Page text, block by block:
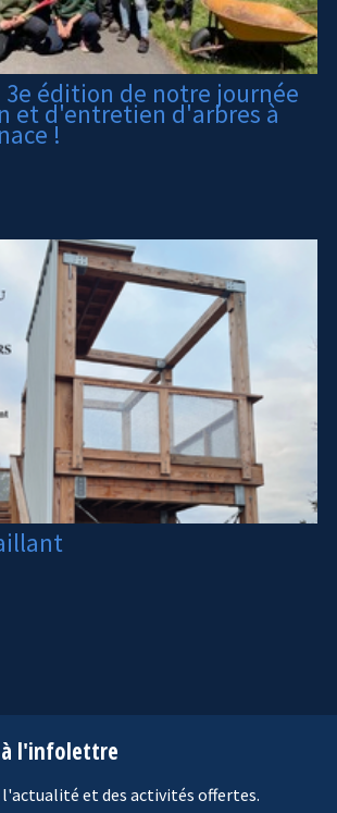
3e édition de notre journée
et d'entretien d'arbres à
!
à l'infolettre
et des activités offertes.